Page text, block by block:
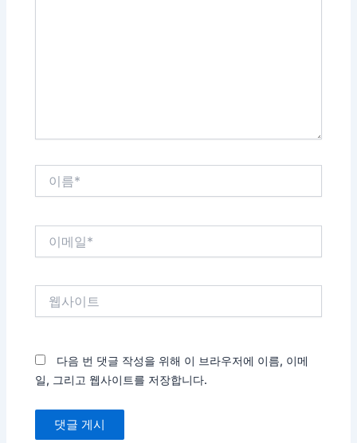
다음 번 댓글 작성을 위해 이 브라우저에 이름, 이메
일, 그리고 웹사이트를 저장합니다.